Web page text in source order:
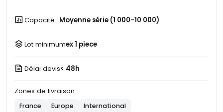
Capacité Moyenne série (1 000-10 000)
Lot minimumex 1 piece
Délai devis< 48h
Zones de livraison
France Europe International